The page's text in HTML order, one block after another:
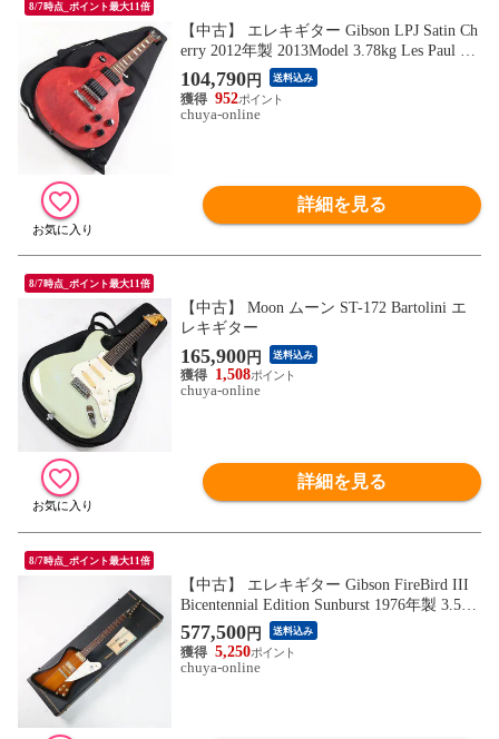
8/7時点_ポイント最大11倍
【中古】 エレキギター Gibson LPJ Satin Ch
erry 2012年製 2013Model 3.78kg Les Paul ギ
ブソン レスポール
104,790円 送料込み
952
chuya-online
詳細を見る
8/7時点_ポイント最大11倍
【中古】 Moon ムーン ST-172 Bartolini エ
レキギター
165,900円 送料込み
1,508
chuya-online
詳細を見る
8/7時点_ポイント最大11倍
【中古】 エレキギター Gibson FireBird III
Bicentennial Edition Sunburst 1976年製 3.58k
g ギブソン ファイアーバード 建国200周年
記念モデル
577,500円 送料込み
5,250
chuya-online